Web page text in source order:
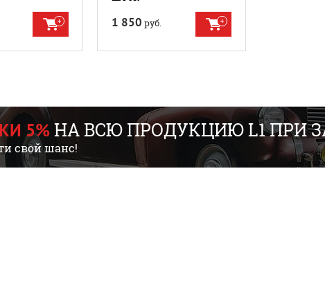
1 850 руб.
5%НА ВСЮ ПРОДУКЦИЮ L1 ПРИ
свой шанс!